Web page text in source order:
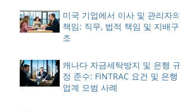
미국 기업에서 이사 및 관리자의
책임: 직무, 법적 책임 및 지배구
조
캐나다 자금세탁방지 및 은행 규
정 준수: FINTRAC 요건 및 은행
업계 모범 사례